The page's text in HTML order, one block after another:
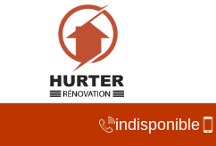
indisponible